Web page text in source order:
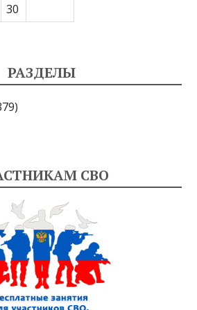
30
РАЗДЕЛЫ
СВО